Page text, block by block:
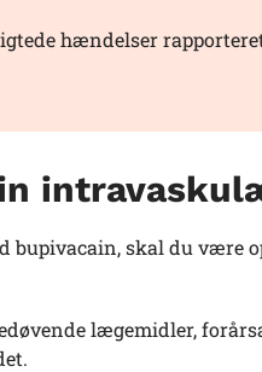
hændelser
bupivacain, skal du
lægemidler,